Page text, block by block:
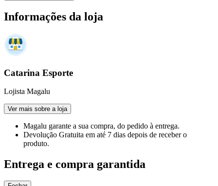
Informações da loja
Catarina Esporte
Lojista Magalu
Ver mais sobre a loja
Magalu garante a sua compra, do pedido à entrega.
Devolução Gratuita em até 7 dias depois de receber o
produto.
Entrega e compra garantida